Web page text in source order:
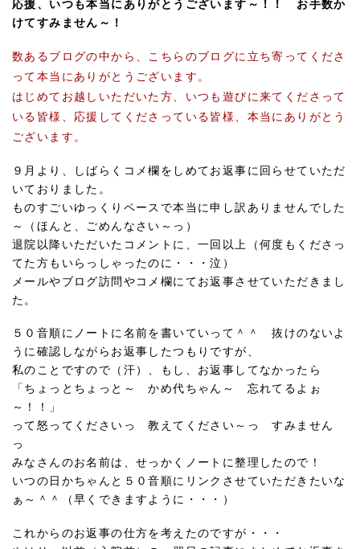
応援、いつも本当にありがとうございます～！！ お手数か
けてすみません～！
数あるブログの中から、こちらのブログに立ち寄ってくださ
って本当にありがとうございます。
はじめてお越しいただいた方、いつも遊びに来てくださって
いる皆様、応援してくださっている皆様、本当にありがとう
ございます。
９月より、しばらくコメ欄をしめてお返事に回らせていただ
いておりました。
ものすごいゆっくりペースで本当に申し訳ありませんでした
～（ほんと、ごめんなさい～っ）
退院以降いただいたコメントに、一回以上（何度もくださっ
てた方もいらっしゃったのに・・・泣）
メールやブログ訪問やコメ欄にてお返事させていただきまし
た。
５０音順にノートに名前を書いていって＾＾ 抜けのないよ
うに確認しながらお返事したつもりですが、
私のことですので（汗）、もし、お返事してなかったら
「ちょっとちょっと～ かめ代ちゃん～ 忘れてるよぉ
～！！」
って怒ってくださいっ 教えてください～っ すみません
っ
みなさんのお名前は、せっかくノートに整理したので！
いつの日かちゃんと５０音順にリンクさせていただきたいな
ぁ～＾＾（早くできますように・・・）
これからのお返事の仕方を考えたのですが・・・